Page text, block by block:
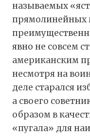
называемых
прямолинейных
явно не совсем
американским
несмотря на
деле старался
а своего
образом в
«пугала» для